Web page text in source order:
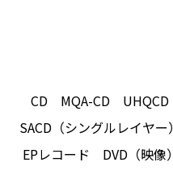
CD MQA-CD UHQCD
SACD（シングルレイヤー）
EPレコード
DVD（映像）